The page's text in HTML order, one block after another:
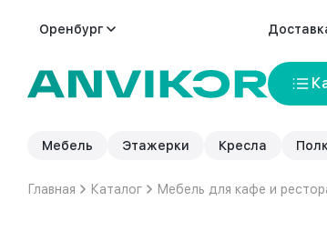
Оренбург
Мебель Этажерки Кресла
Главная Каталог Мебель для кафе и